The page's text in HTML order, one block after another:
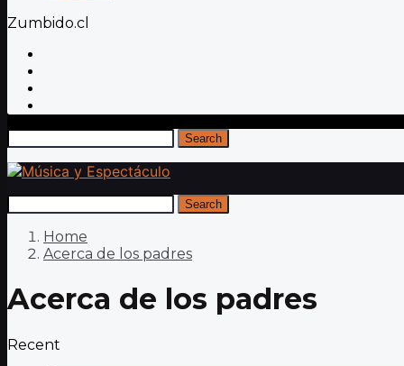
Zumbido.cl
Search
Search
Home
Acerca de los padres
Acerca de los padres
Recent